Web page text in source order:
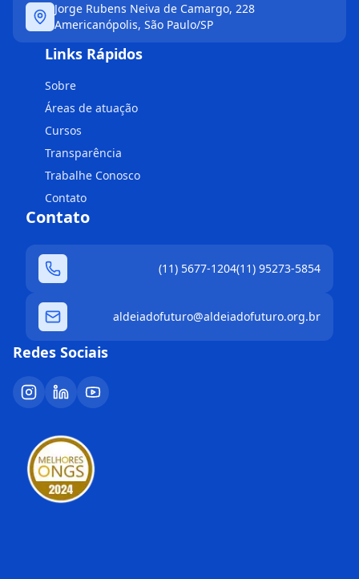
Jorge Rubens Neiva de Camargo, 228
Americanópolis, São Paulo/SP
Links Rápidos
Sobre
Áreas de atuação
Cursos
Transparência
Trabalhe Conosco
Contato
Contato
(11) 5677-1204(11) 95273-5854
aldeiadofuturo@aldeiadofuturo.org.br
Redes Sociais